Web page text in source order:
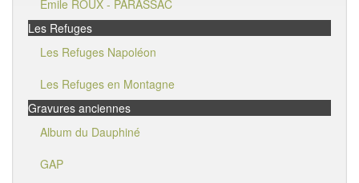
Emile ROUX - PARASSAC
Les Refuges
Les Refuges Napoléon
Les Refuges en Montagne
Gravures anciennes
Album du Dauphiné
GAP